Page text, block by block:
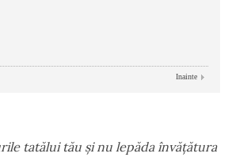
Inainte
tatălui tău şi nu lepăda învăţătura